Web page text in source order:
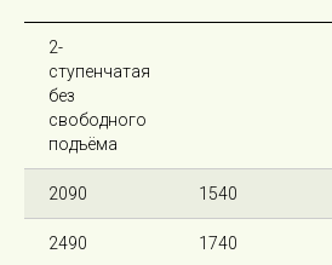
2-
ступенчатая
без
свободного
подъёма
2090 1540
2490 1740